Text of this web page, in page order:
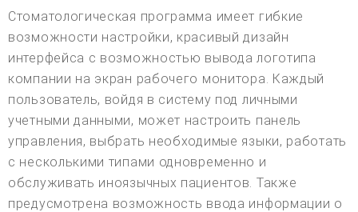
Стоматологическая программа имеет гибкие
возможности настройки, красивый дизайн
интерфейса с возможностью вывода логотипа
компании на экран рабочего монитора. Каждый
пользователь, войдя в систему под личными
учетными данными, может настроить панель
управления, выбрать необходимые языки, работать
с несколькими типами одновременно и
обслуживать иноязычных пациентов. Также
предусмотрена возможность ввода информации о